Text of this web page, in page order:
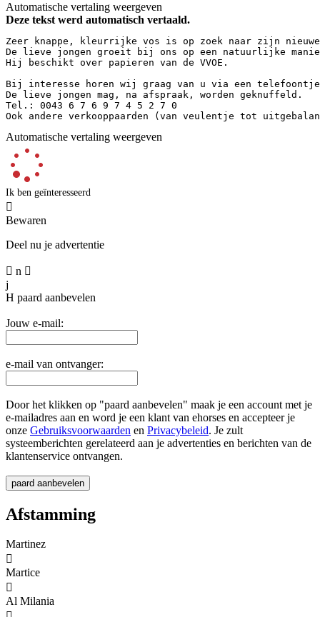
Automatische vertaling weergeven
Deze tekst werd automatisch vertaald.
Zeer knappe, kleurrijke vos is op zoek naar zijn
De lieve jongen groeit bij ons op een natuurlijke
Hij beschikt over papieren van de VVOE.
Bij interesse horen wij graag van u via een
De lieve jongen mag, na afspraak, worden geknuffeld.
Tel.: 0043 6 7 6 9 7 4 5 2 7 0
Ook andere verkooppaarden (van veulentje tot
Automatische vertaling weergeven
Ik ben geïnteresseerd

Bewaren
Deel nu je advertentie
 n 
j
H paard aanbevelen
Jouw e-mail:
e-mail van ontvanger:
Door het klikken op "paard aanbevelen" maak je een account met je
e-mailadres aan en word je een klant van ehorses en accepteer je
onze Gebruiksvoorwaarden en Privacybeleid. Je zult
systeemberichten gerelateerd aan je advertenties en berichten van de
klantenservice ontvangen.
Afstamming
Martinez

Martice

Al Milania